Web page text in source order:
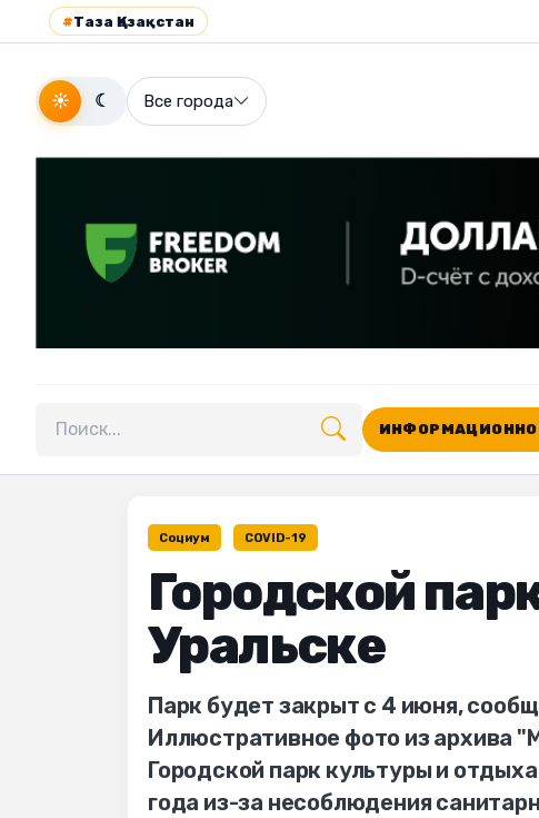
#Таза Қазақстан
☀ ☾ Все города
Поиск по сайту
Социум COVID-19
Городской
Уральске
Парк будет закрыт с 4 июня,
Иллюстративное фото из архива
Городской парк культуры и
года из-за несоблюдения